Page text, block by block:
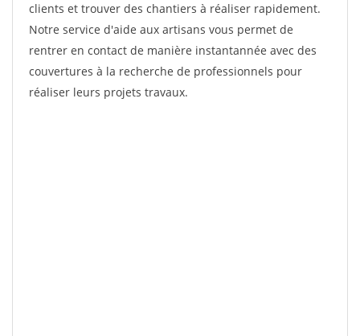
clients et trouver des chantiers à réaliser rapidement.
Notre service d'aide aux artisans vous permet de
rentrer en contact de manière instantannée avec des
couvertures à la recherche de professionnels pour
réaliser leurs projets travaux.